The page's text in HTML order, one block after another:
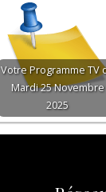
Votre Programme TV
Mardi 25 Novembre
2025